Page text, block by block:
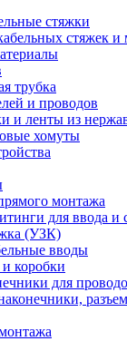
стяжки
стяжек
трубка
и проводов
и ленты из
хомуты
монтажа
для ввода и
(УЗК)
вводы
коробки
для